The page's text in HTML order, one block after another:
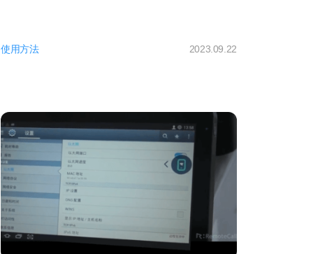
使用方法 2023.09.22